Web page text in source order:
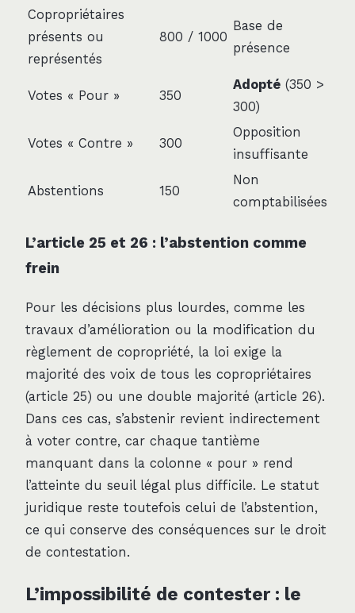
Copropriétaires
présents ou
représentés
800 / 1000
Base de
présence
Votes « Pour » 350
Adopté (350 >
300)
Votes « Contre » 300
Opposition
insuffisante
Abstentions 150
Non
comptabilisées
L’article 25 et 26 : l’abstention comme
frein
Pour les décisions plus lourdes, comme les
travaux d’amélioration ou la modification du
règlement de copropriété, la loi exige la
majorité des voix de tous les copropriétaires
(article 25) ou une double majorité (article 26).
Dans ces cas, s’abstenir revient indirectement
à voter contre, car chaque tantième
manquant dans la colonne « pour » rend
l’atteinte du seuil légal plus difficile. Le statut
juridique reste toutefois celui de l’abstention,
ce qui conserve des conséquences sur le droit
de contestation.
L’impossibilité de contester : le